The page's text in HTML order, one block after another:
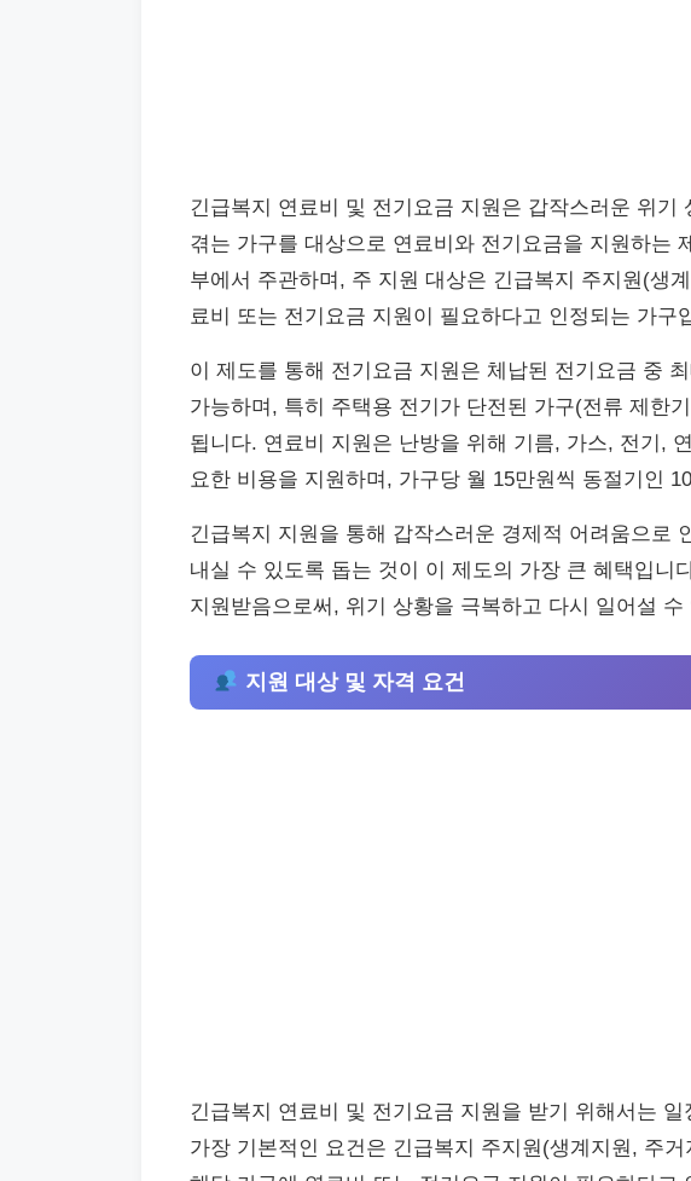
긴급복지 연료비 및 전기요금 지원은 갑작스러운 위기
겪는 가구를 대상으로 연료비와 전기요금을 지원하는
부에서 주관하며, 주 지원 대상은 긴급복지 주지원(생
료비 또는 전기요금 지원이 필요하다고 인정되는 가구
이 제도를 통해 전기요금 지원은 체납된 전기요금 중
가능하며, 특히 주택용 전기가 단전된 가구(전류 제한
됩니다. 연료비 지원은 난방을 위해 기름, 가스, 전기,
요한 비용을 지원하며, 가구당 월 15만원씩 동절기인
긴급복지 지원을 통해 갑작스러운 경제적 어려움으로
내실 수 있도록 돕는 것이 이 제도의 가장 큰 혜택입니
지원받음으로써, 위기 상황을 극복하고 다시 일어설
지원 대상 및 자격 요건
긴급복지 연료비 및 전기요금 지원을 받기 위해서는
가장 기본적인 요건은 긴급복지 주지원(생계지원, 주